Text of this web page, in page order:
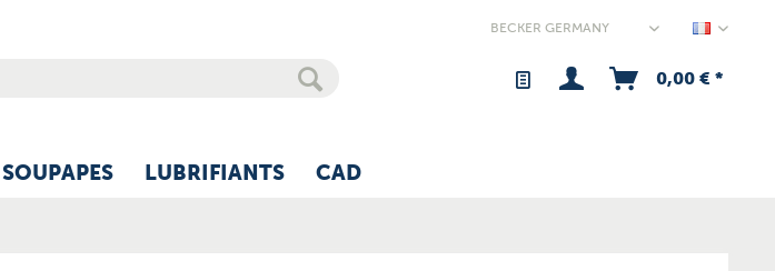
0,00 € *
SOUPAPES LUBRIFIANTS CAD